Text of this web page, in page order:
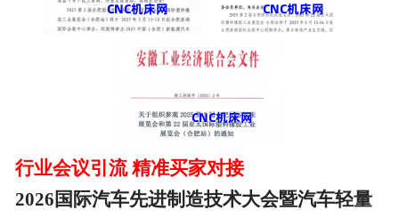
行业会议引流 精准买家对接
2026国际汽车先进制造技术大会暨汽车轻量